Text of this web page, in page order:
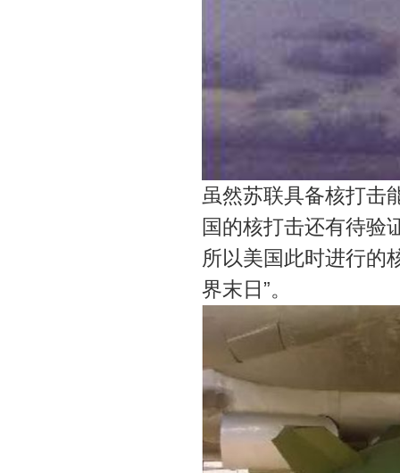
虽然苏联具备核打击
国的核打击还有待验
所以美国此时进行的
界末日”。